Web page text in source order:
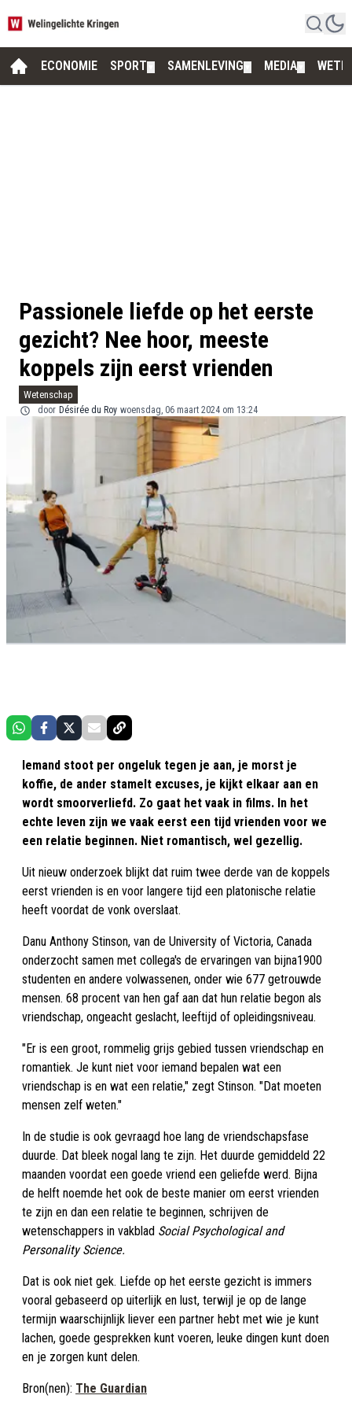
ECONOMIE SPORT SAMENLEVING MEDIA
Passionele liefde op het eerste
gezicht? Nee hoor, meeste
koppels zijn eerst vrienden
Wetenschap
door Désirée du Roy woensdag, 06 maart 2024 om 13:24
Iemand stoot per ongeluk tegen je aan, je morst je
koffie, de ander stamelt excuses, je kijkt elkaar aan en
wordt smoorverliefd. Zo gaat het vaak in films. In het
echte leven zijn we vaak eerst een tijd vrienden voor we
een relatie beginnen. Niet romantisch, wel gezellig.
Uit nieuw onderzoek blijkt dat ruim twee derde van de koppels
eerst vrienden is en voor langere tijd een platonische relatie
heeft voordat de vonk overslaat.
Danu Anthony Stinson, van de University of Victoria, Canada
onderzocht samen met collega's de ervaringen van bijna1900
studenten en andere volwassenen, onder wie 677 getrouwde
mensen. 68 procent van hen gaf aan dat hun relatie begon als
vriendschap, ongeacht geslacht, leeftijd of opleidingsniveau.
"Er is een groot, rommelig grijs gebied tussen vriendschap en
romantiek. Je kunt niet voor iemand bepalen wat een
vriendschap is en wat een relatie," zegt Stinson. "Dat moeten
mensen zelf weten."
In de studie is ook gevraagd hoe lang de vriendschapsfase
duurde. Dat bleek nogal lang te zijn. Het duurde gemiddeld 22
maanden voordat een goede vriend een geliefde werd. Bijna
de helft noemde het ook de beste manier om eerst vrienden
te zijn en dan een relatie te beginnen, schrijven de
wetenschappers in vakblad Social Psychological and
Personality Science.
Dat is ook niet gek. Liefde op het eerste gezicht is immers
vooral gebaseerd op uiterlijk en lust, terwijl je op de lange
termijn waarschijnlijk liever een partner hebt met wie je kunt
lachen, goede gesprekken kunt voeren, leuke dingen kunt doen
en je zorgen kunt delen.
Bron(nen): The Guardian